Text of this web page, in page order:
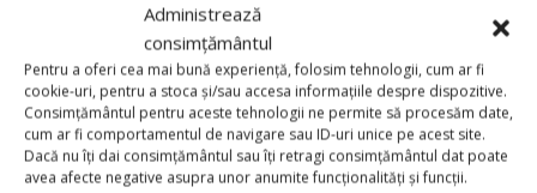
Administrează
consimțământul
Pentru a oferi cea mai bună experiență, folosim tehnologii, cum ar fi
cookie-uri, pentru a stoca și/sau accesa informațiile despre dispozitive.
Consimțământul pentru aceste tehnologii ne permite să procesăm date,
cum ar fi comportamentul de navigare sau ID-uri unice pe acest site.
Dacă nu îți dai consimțământul sau îți retragi consimțământul dat poate
avea afecte negative asupra unor anumite funcționalități și funcții.
0
Fii primul care scrii o recenzie pentru „Set 100
Baloane Latex 30cm, Roz Pal,Baby Pink”
Adresa ta de email nu va fi publicată. Câmpurile obligatorii
sunt marcate cu*